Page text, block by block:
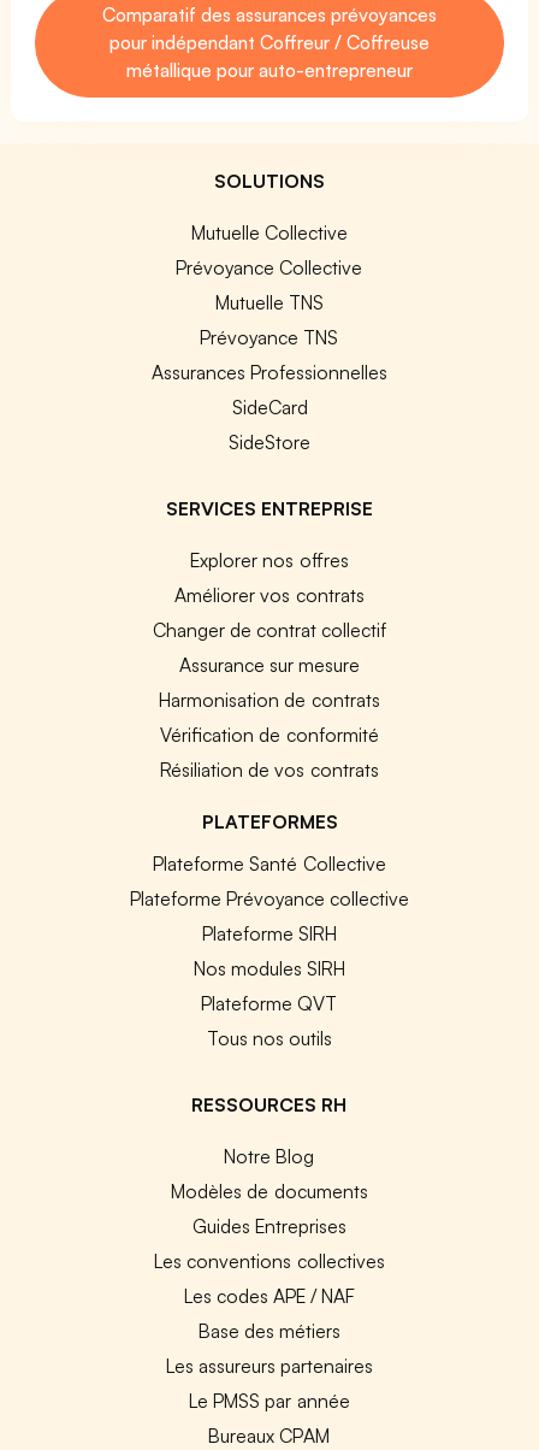
Comparatif des assurances prévoyances
pour indépendant Coffreur / Coffreuse
métallique pour auto-entrepreneur
SOLUTIONS
Mutuelle Collective
Prévoyance Collective
Mutuelle TNS
Prévoyance TNS
Assurances Professionnelles
SideCard
SideStore
SERVICES ENTREPRISE
Explorer nos offres
Améliorer vos contrats
Changer de contrat collectif
Assurance sur mesure
Harmonisation de contrats
Vérification de conformité
Résiliation de vos contrats
PLATEFORMES
Plateforme Santé Collective
Plateforme Prévoyance collective
Plateforme SIRH
Nos modules SIRH
Plateforme QVT
Tous nos outils
RESSOURCES RH
Notre Blog
Modèles de documents
Guides Entreprises
Les conventions collectives
Les codes APE / NAF
Base des métiers
Les assureurs partenaires
Le PMSS par année
Bureaux CPAM